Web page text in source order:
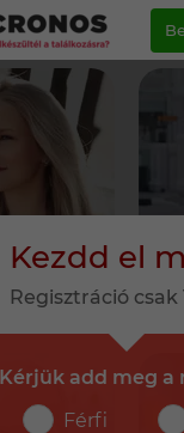
Kezdd el
Regisztráció csak
Kérjük add meg a
Férfi